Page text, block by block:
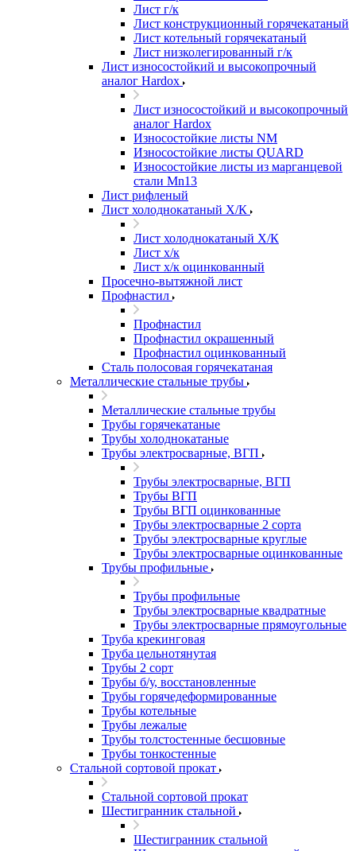
Лист г/к
Лист конструкционный горячекатаный
Лист котельный горячекатаный
Лист низколегированный г/к
Лист износостойкий и высокопрочный
аналог Hardox
Лист износостойкий и высокопрочный
аналог Hardox
Износостойкие листы NM
Износостойкие листы QUARD
Износостойкие листы из марганцевой
стали Mn13
Лист рифленый
Лист холоднокатаный Х/К
Лист холоднокатаный Х/К
Лист х/к
Лист х/к оцинкованный
Просечно-вытяжной лист
Профнастил
Профнастил
Профнастил окрашенный
Профнастил оцинкованный
Сталь полосовая горячекатаная
Металлические стальные трубы
Металлические стальные трубы
Трубы горячекатаные
Трубы холоднокатаные
Трубы электросварные, ВГП
Трубы электросварные, ВГП
Трубы ВГП
Трубы ВГП оцинкованные
Трубы электросварные 2 сорта
Трубы электросварные круглые
Трубы электросварные оцинкованные
Трубы профильные
Трубы профильные
Трубы электросварные квадратные
Трубы электросварные прямоугольные
Труба крекинговая
Труба цельнотянутая
Трубы 2 сорт
Трубы б/у, восстановленные
Трубы горячедеформированные
Трубы котельные
Трубы лежалые
Трубы толстостенные бесшовные
Трубы тонкостенные
Стальной сортовой прокат
Стальной сортовой прокат
Шестигранник стальной
Шестигранник стальной